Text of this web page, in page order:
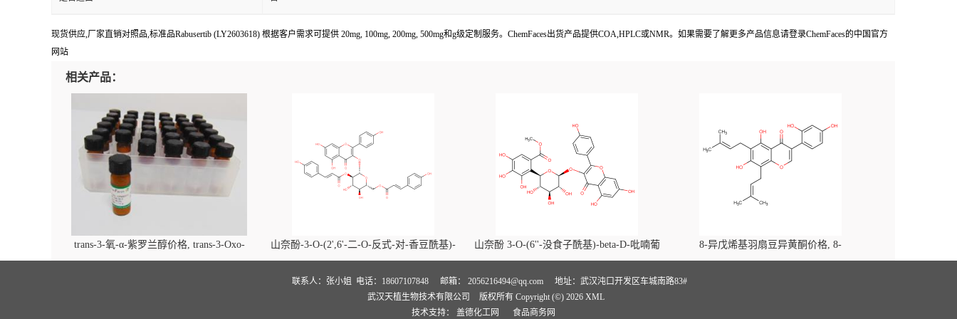
现货供应,厂家直销对照品,标准品Rabusertib (LY2603618) 根据客户需求可提供 20mg, 100mg, 200mg, 500mg和g级定制服务。ChemFaces出货产品提供COA,HPLC或NMR。如果需要了解更多产品信息请登录ChemFaces的中国官方
网站
相关产品：
trans-3-氧-α-紫罗兰醇价格, trans-3-Oxo-
alpha-ionol对照品, CAS号:896107-70-3
山奈酚-3-O-(2',6'-二-O-反式-对-香豆酰基)-
beta-D-吡喃葡萄糖苷价格, Kaempferol-3-O-
(2',6'-di-O-trans-p-coumaroyl)-beta-D-
glucopyranoside对照品, CAS号:121651-61-4
山奈酚 3-O-(6''-没食子酰基)-beta-D-吡喃葡
萄糖苷价格, Kaempferol 3-O-(6''-galloyl)-
beta-D-glucopyranoside对照品, CAS
号:56317-05-6
8-异戊烯基羽扇豆异黄酮价格, 8-
Prenylluteone对照品, CAS号:125002-91-7
联系人：张小姐 电话：18607107848 邮箱： 2056216494@qq.com
地址：武汉沌口开发区车城南路83#
武汉天植生物技术有限公司
版权所有 Copyright (©) 2026 XML
技术支持： 盖德化工网 食品商务网